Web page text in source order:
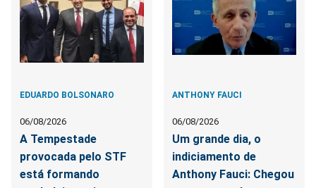
EDUARDO BOLSONARO
06/08/2026
A Tempestade
provocada pelo STF
está formando
ANTHONY FAUCI
06/08/2026
Um grande dia, o
indiciamento de
Anthony Fauci: Chegou